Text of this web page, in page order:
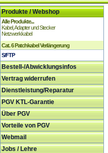
Produkte / Webshop
Alle Produkte...
Kabel, Adapter und Stecker
Netzwerkkabel
Cat. 6 Patchkabel Verlängerung
S/FTP
Bestell-/Abwicklungsinfos
Vertrag widerrufen
Dienstleistung/Reparatur
PGV KTL-Garantie
Über PGV
Vorteile von PGV
Webmail
Jobs / Lehre